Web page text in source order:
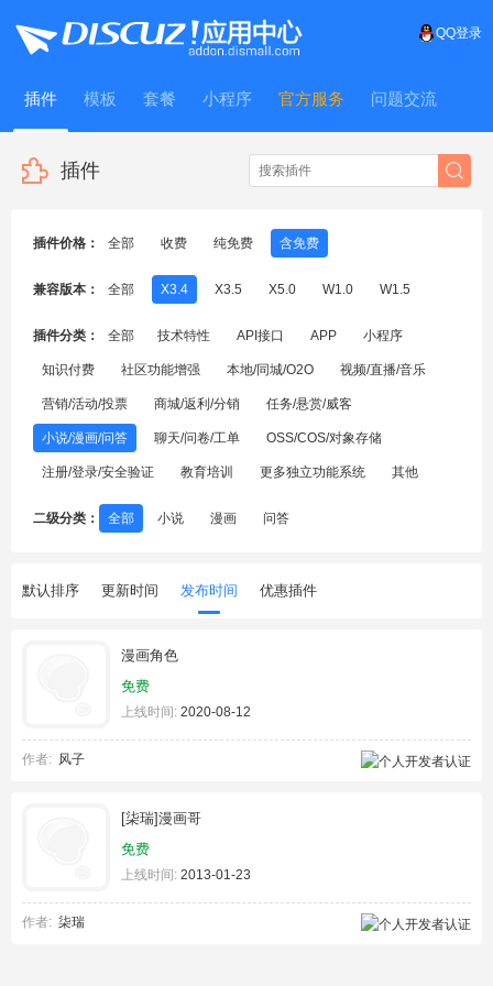
QQ登录
插件 模板 套餐 小程序 官方服务 问题交流
WitFrame
插件
插件价格： 全部 收费 纯免费 含免费
兼容版本： 全部 X3.4 X3.5 X5.0 W1.0 W1.5
插件分类： 全部 技术特性 API接口 APP 小程序
知识付费 社区功能增强 本地/同城/O2O 视频/直播/音乐
营销/活动/投票 商城/返利/分销 任务/悬赏/威客
小说/漫画/问答 聊天/问卷/工单 OSS/COS/对象存储
注册/登录/安全验证 教育培训 更多独立功能系统 其他
二级分类： 全部 小说 漫画 问答
默认排序 更新时间 发布时间 优惠插件
漫画角色
免费
上线时间: 2020-08-12
作者: 风子
[柒瑞]漫画哥
免费
上线时间: 2013-01-23
作者: 柒瑞